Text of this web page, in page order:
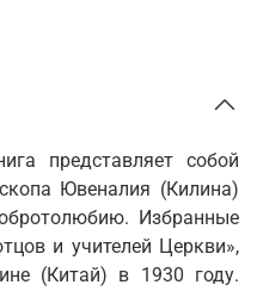
представляет собой
Ювеналия (Килина)
Избранные
и учителей Церкви»,
(Китай) в 1930 году.